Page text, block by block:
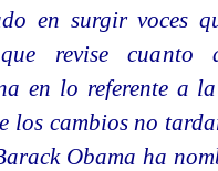
en surgir voces
revise cuanto
en lo referente a
los cambios no
Obama ha